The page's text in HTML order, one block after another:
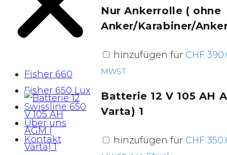
Fisher 660
Fisher 650 Lux
Swissline 650
Über uns
Kontakt
Nur Ankerrolle ( ohne
Anker/Karabiner/
hinzufügen für CHF
MWST
Batterie 12 V 105 AH
Varta) 1
hinzufügen für CHF